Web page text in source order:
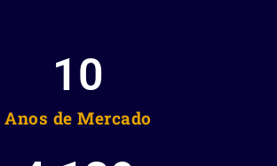
Anos de Mercado
10